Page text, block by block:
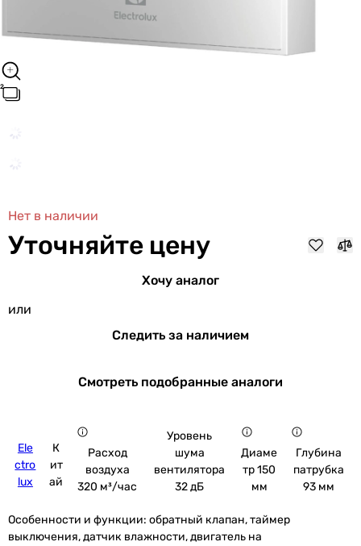
Нет в наличии
Уточняйте цену
Хочу аналог
или
Следить за наличием
Смотреть подобранные аналоги
Ele
ctro
lux
К
ит
ай
Расход
воздуха
320 м³/час
Уровень
шума
вентилятора
32 дБ
Диаме
тр 150
мм
Глубина
патрубка
93 мм
Особенности и функции: обратный клапан, таймер
выключения, датчик влажности, двигатель на